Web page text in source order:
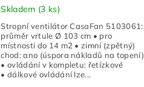
Skladem (3 ks)
Stropní ventilátor CasaFan 5103061:
průměr vrtule Ø 103 cm • pro
místnosti do 14 m2 • zimní (zpětný)
chod: ano (úspora nákladů na topení)
• ovládání v kompletu: řetízkové
• dálkové ovládání lze...